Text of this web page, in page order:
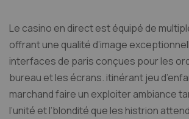
Le casino en direct est équipé de
offrant une qualité d’image
interfaces de paris conçues pour les
bureau et les écrans. itinérant jeu
marchand faire un exploiter ambiance
l’unité et l’blondité que les histrion